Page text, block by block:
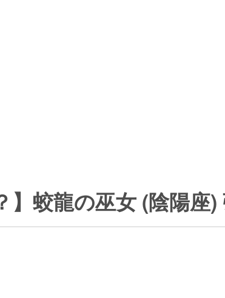
】蛟龍の巫女 (陰陽座